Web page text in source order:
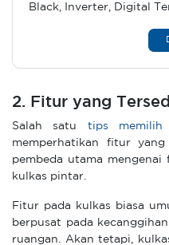
Black, Inverter, Digital
2. Fitur yang
Salah satu tips memilih
memperhatikan fitur
pembeda utama mengenai
kulkas pintar.
Fitur pada kulkas biasa
berpusat pada
ruangan. Akan tetapi,